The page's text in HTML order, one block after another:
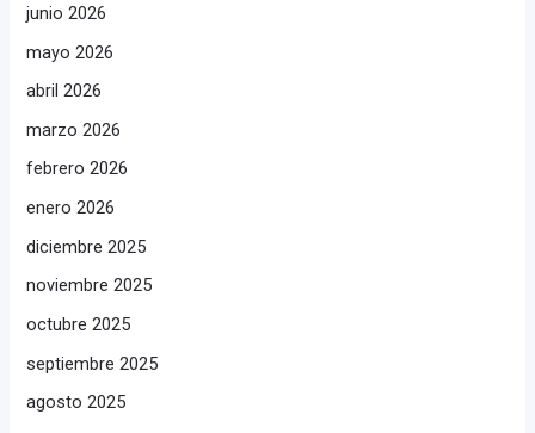
junio 2026
mayo 2026
abril 2026
marzo 2026
febrero 2026
enero 2026
diciembre 2025
noviembre 2025
octubre 2025
septiembre 2025
agosto 2025